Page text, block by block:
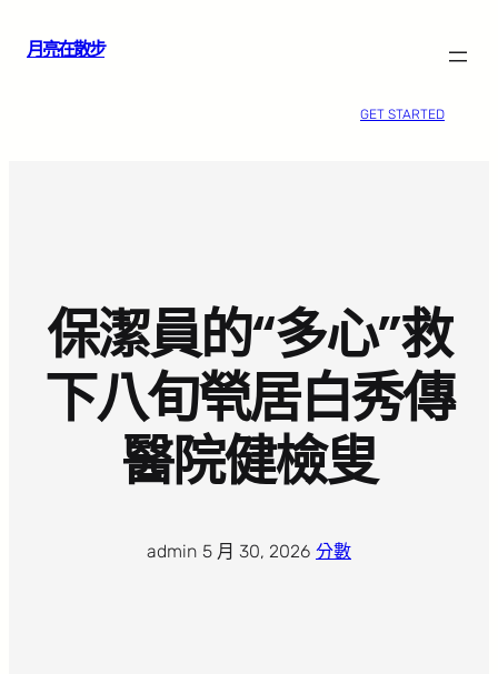
月亮在散步
GET STARTED
保潔員的“多心”救
下八旬煢居白秀傳
醫院健檢叟
admin 5 月 30, 2026 分數